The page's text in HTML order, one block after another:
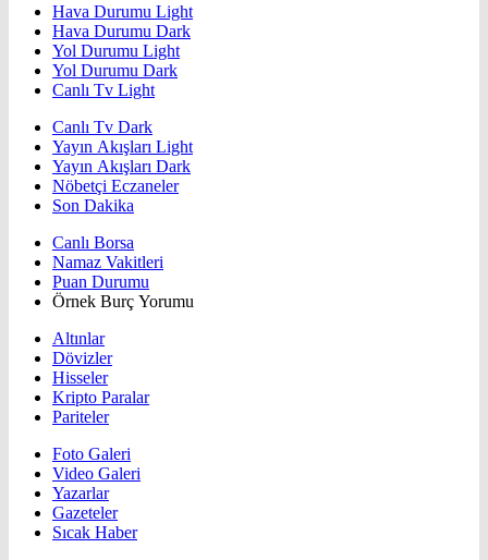
Hava Durumu Light
Hava Durumu Dark
Yol Durumu Light
Yol Durumu Dark
Canlı Tv Light
Canlı Tv Dark
Yayın Akışları Light
Yayın Akışları Dark
Nöbetçi Eczaneler
Son Dakika
Canlı Borsa
Namaz Vakitleri
Puan Durumu
Örnek Burç Yorumu
Altınlar
Dövizler
Hisseler
Kripto Paralar
Pariteler
Foto Galeri
Video Galeri
Yazarlar
Gazeteler
Sıcak Haber